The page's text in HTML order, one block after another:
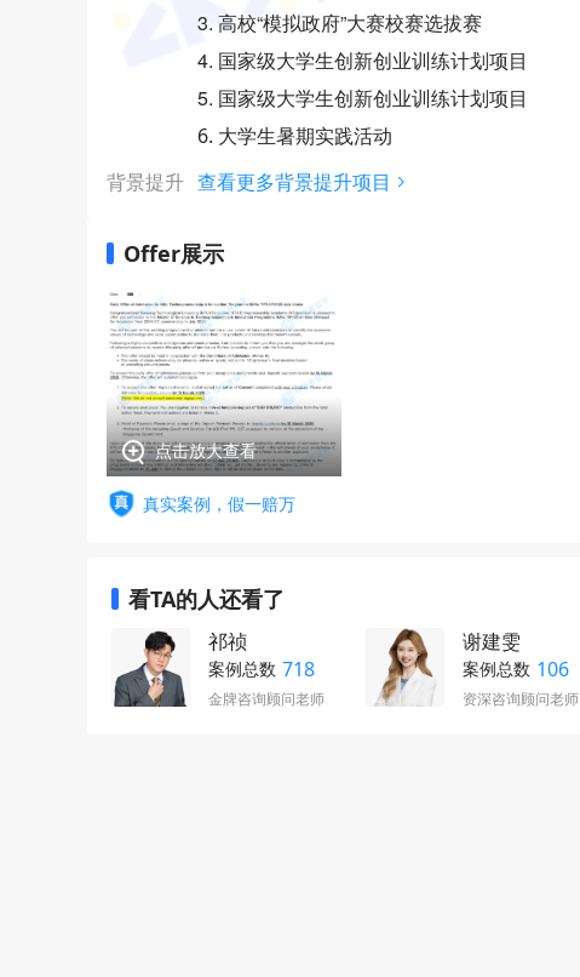
3. 高校“模拟政府”大赛校赛选拔赛
4. 国家级大学生创新创业训练计划项目
5. 国家级大学生创新创业训练计划项目
6. 大学生暑期实践活动
背景提升 查看更多背景提升项目
Offer展示
点击放大查看
真实案例，假一赔万
看TA的人还看了
祁祯
案例总数 718
金牌咨询顾问老师
谢建雯
案例总数 106
资深咨询顾问老师